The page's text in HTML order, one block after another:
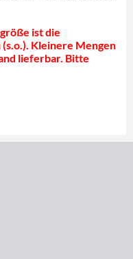
ist die
Kleinere Mengen
lieferbar. Bitte